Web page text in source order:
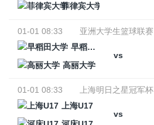
菲律宾大学
01-01 08:33
亚洲大学生篮球联赛
早稻田大学
vs
高丽大学
01-01 08:33
上海明日之星冠军杯
上海U17
vs